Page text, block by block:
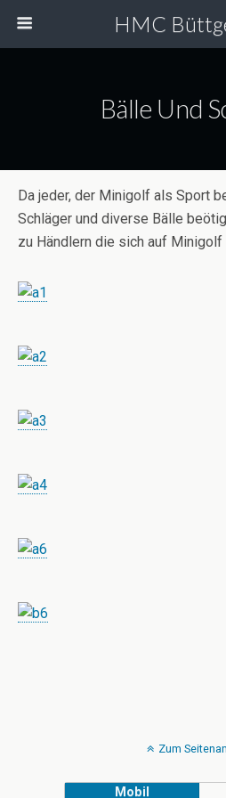
HMC
Bälle Und
Da jeder, der Minigolf als Sport
Schläger und diverse Bälle
zu Händlern die sich auf
Zum
Mobil